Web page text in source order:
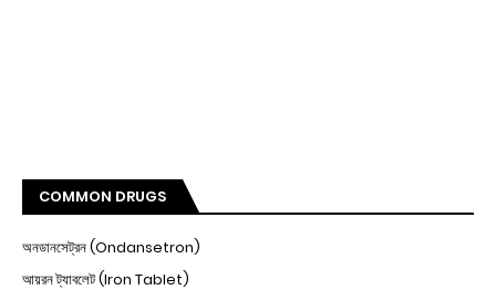
COMMON DRUGS
অনডানসেট্রন (Ondansetron)
আয়রন ট্যাবলেট (Iron Tablet)